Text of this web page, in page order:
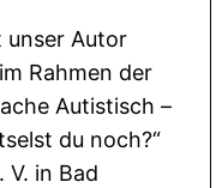
unser Autor
Rahmen der
Autistisch –
du noch?“
V. in Bad